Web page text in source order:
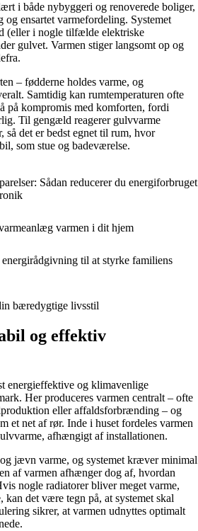
i både nybyggeri og renoverede boliger,
ensartet varmefordeling. Systemet
(eller i nogle tilfælde elektriske
gulvet. Varmen stiger langsomt op og
– fødderne holdes varme, og
Samtidig kan rumtemperaturen ofte
på kompromis med komforten, fordi
Til gengæld reagerer gulvvarme
så det er bedst egnet til rum, hvor
som stue og badeværelse.
Sådan reducerer du energiforbruget
varmen i dit hjem
til at styrke familiens
bæredygtige livsstil
og effektiv
energieffektive og klimavenlige
Her produceres varmen centralt – ofte
eller affaldsforbrænding – og
et net af rør. Inde i huset fordeles varmen
afhængigt af installationen.
jævn varme, og systemet kræver minimal
af varmen afhænger dog af, hvordan
nogle radiatorer bliver meget varme,
det være tegn på, at systemet skal
sikrer, at varmen udnyttes optimalt